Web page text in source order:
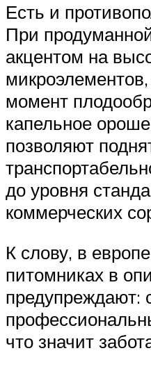
Есть и
При
акцентом на
момент
капельное
позволяют
до уровня
коммерческих
К слову, в
питомниках в
предупреждают:
что значит